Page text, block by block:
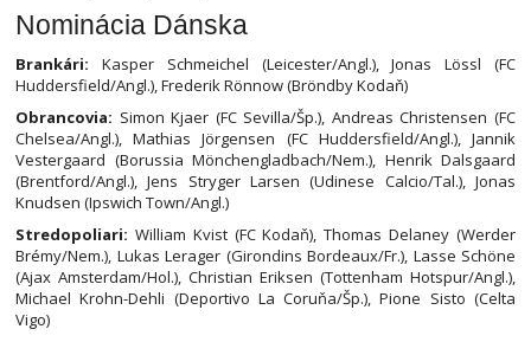
Nominácia Dánska
Brankári: Kasper Schmeichel (Leicester/Angl.), Jonas Lössl (FC
Huddersfield/Angl.), Frederik Rönnow (Bröndby Kodaň)
Obrancovia: Simon Kjaer (FC Sevilla/Šp.), Andreas Christensen (FC
Chelsea/Angl.), Mathias Jörgensen (FC Huddersfield/Angl.), Jannik
Vestergaard (Borussia Mönchengladbach/Nem.), Henrik Dalsgaard
(Brentford/Angl.), Jens Stryger Larsen (Udinese Calcio/Tal.), Jonas
Knudsen (Ipswich Town/Angl.)
Stredopoliari: William Kvist (FC Kodaň), Thomas Delaney (Werder
Brémy/Nem.), Lukas Lerager (Girondins Bordeaux/Fr.), Lasse Schöne
(Ajax Amsterdam/Hol.), Christian Eriksen (Tottenham Hotspur/Angl.),
Michael Krohn-Dehli (Deportivo La Coruňa/Šp.), Pione Sisto (Celta
Vigo)